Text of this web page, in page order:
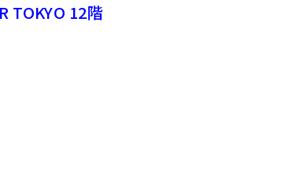
TOKYO 12階